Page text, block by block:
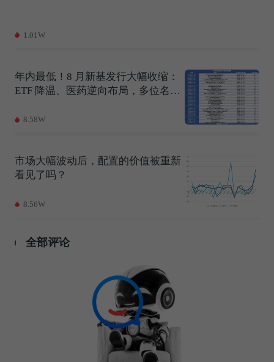
1.01W
年内最低！8 月新基发行大幅收缩：
ETF 降温、医药逆向布局，多位名将
8.58W
市场大幅波动后，配置的价值被重新
看见了吗？
8.56W
全部评论